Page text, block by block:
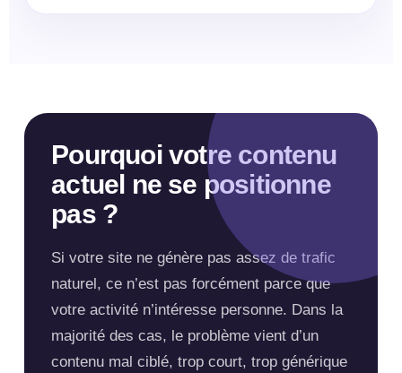
Pourquoi votre contenu
actuel ne se positionne
pas ?
Si votre site ne génère pas assez de trafic
naturel, ce n’est pas forcément parce que
votre activité n’intéresse personne. Dans la
majorité des cas, le problème vient d’un
contenu mal ciblé, trop court, trop générique